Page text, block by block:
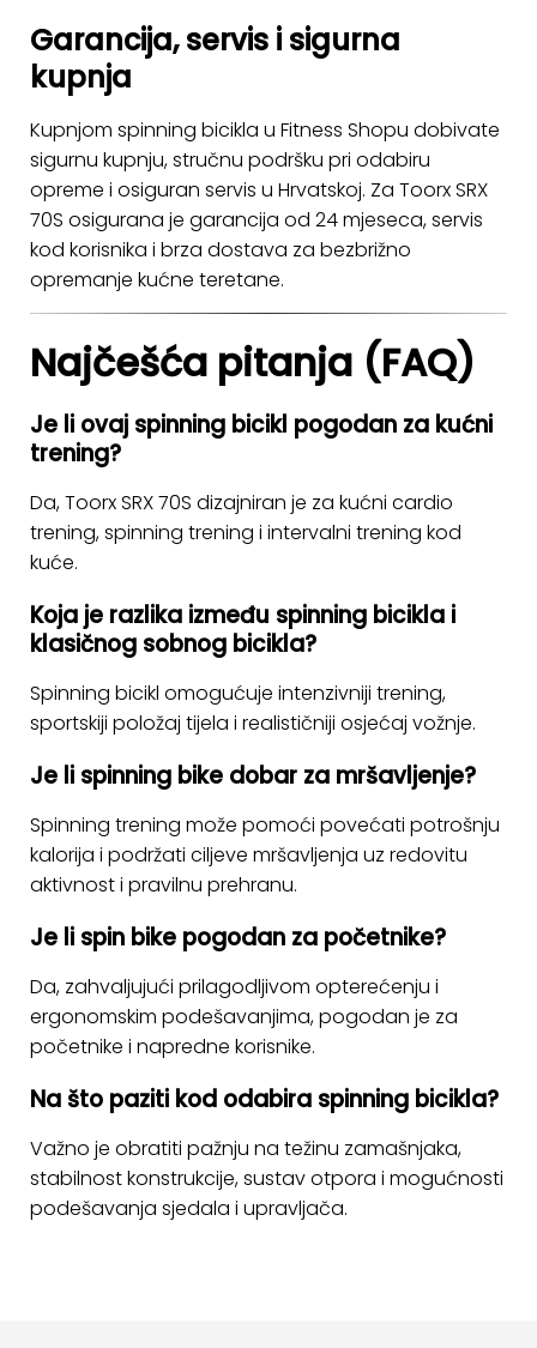
Garancija, servis i sigurna
kupnja
Kupnjom spinning bicikla u Fitness Shopu dobivate
sigurnu kupnju, stručnu podršku pri odabiru
opreme i osiguran servis u Hrvatskoj. Za Toorx SRX
70S osigurana je garancija od 24 mjeseca, servis
kod korisnika i brza dostava za bezbrižno
opremanje kućne teretane.
Najčešća pitanja (FAQ)
Je li ovaj spinning bicikl pogodan za kućni
trening?
Da, Toorx SRX 70S dizajniran je za kućni cardio
trening, spinning trening i intervalni trening kod
kuće.
Koja je razlika između spinning bicikla i
klasičnog sobnog bicikla?
Spinning bicikl omogućuje intenzivniji trening,
sportskiji položaj tijela i realističniji osjećaj vožnje.
Je li spinning bike dobar za mršavljenje?
Spinning trening može pomoći povećati potrošnju
kalorija i podržati ciljeve mršavljenja uz redovitu
aktivnost i pravilnu prehranu.
Je li spin bike pogodan za početnike?
Da, zahvaljujući prilagodljivom opterećenju i
ergonomskim podešavanjima, pogodan je za
početnike i napredne korisnike.
Na što paziti kod odabira spinning bicikla?
Važno je obratiti pažnju na težinu zamašnjaka,
stabilnost konstrukcije, sustav otpora i mogućnosti
podešavanja sjedala i upravljača.